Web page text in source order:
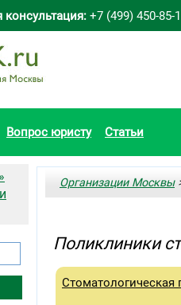
+7 (499) 450-85-
Вопрос юристу Статьи
Организации Москвы
Поликлиники